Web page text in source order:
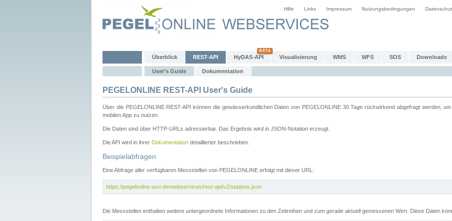
Hilfe Links Impressum Nutzungsbedingungen
Überblick REST-API HyDAS-API Visualisierung WMS WFS SOS Downloads
User's Guide Dokumentation
PEGELONLINE REST-API User's Guide
Über die PEGELONLINE REST-API können die gewässerkundlichen Daten von PEGELONLINE 30 Tage rückwirkend abgefragt werden,
mobilen App zu nutzen.
Die Daten sind über HTTP-URLs adressierbar. Das Ergebnis wird in JSON-Notation erzeugt.
Die API wird in ihrer Dokumentation detaillierter beschrieben.
Beispielabfragen
Eine Abfrage aller verfügbaren Messstellen von PEGELONLINE erfolgt mit dieser URL:
https://pegelonline.wsv.de/webservices/rest-api/v2/stations.json
Die Messstellen enthalten weitere untergeordnete Informationen zu den Zeitreihen und zum gerade aktuell gemessenen Wert. Diese Daten